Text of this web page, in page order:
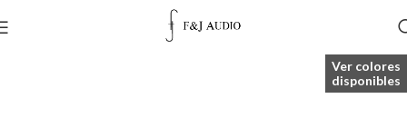
Ver colores
disponibles